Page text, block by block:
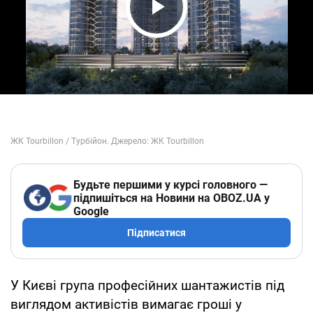
Play Video
Будьте першими у курсі головного —
підпишіться на Новини на OBOZ.UA у
Google
Підписатися
У Києві група професійних шантажистів під
виглядом активістів вимагає гроші у